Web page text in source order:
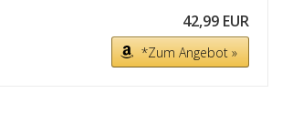
42,99 EUR
*Zum Angebot »